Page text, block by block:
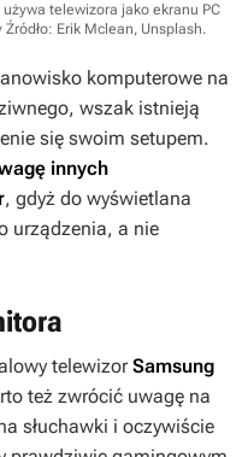
telewizora jako ekranu PC
Źródło: Erik Mclean, Unsplash.
komputerowe na
wszak istnieją
się swoim setupem.
innych
, gdyż do wyświetlana
urządzenia, a nie
telewizorSamsung
też zwrócić uwagę na
słuchawki i oczywiście